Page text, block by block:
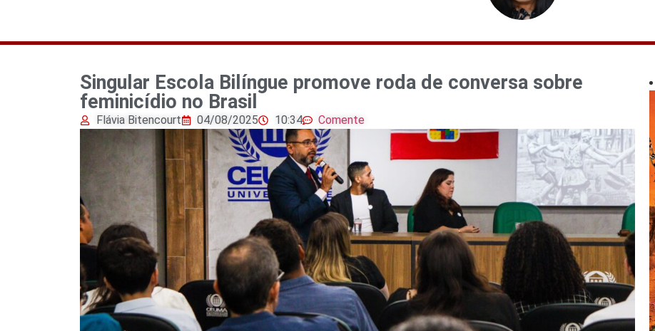
Singular Escola Bilíngue promove roda de conversa sobre
feminicídio no Brasil
Flávia Bitencourt 04/08/2025 10:34 Comente